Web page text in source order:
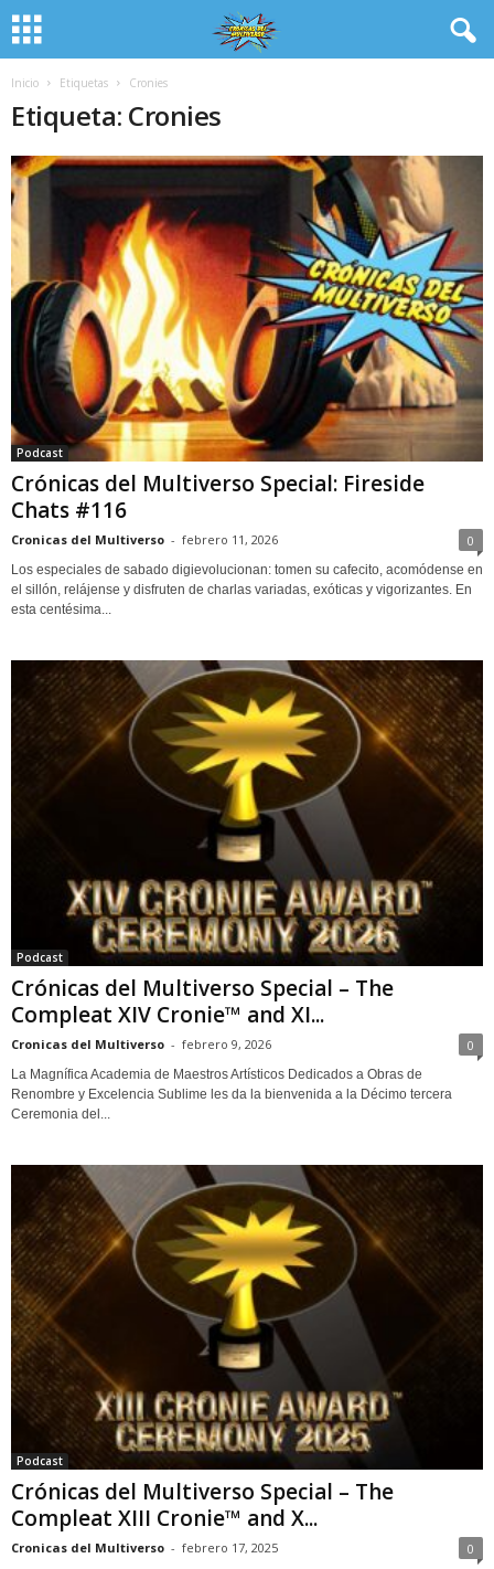
Inicio Etiquetas Cronies
Etiqueta: Cronies
Podcast
Crónicas del Multiverso Special: Fireside
Chats #116
Cronicas del Multiverso - febrero 11, 2026 0
Los especiales de sabado digievolucionan: tomen su cafecito, acomódense en
el sillón, relájense y disfruten de charlas variadas, exóticas y vigorizantes. En
esta centésima...
Podcast
Crónicas del Multiverso Special – The
Compleat XIV Cronie™ and XI...
Cronicas del Multiverso - febrero 9, 2026 0
La Magnífica Academia de Maestros Artísticos Dedicados a Obras de
Renombre y Excelencia Sublime les da la bienvenida a la Décimo tercera
Ceremonia del...
Podcast
Crónicas del Multiverso Special – The
Compleat XIII Cronie™ and X...
Cronicas del Multiverso - febrero 17, 2025 0